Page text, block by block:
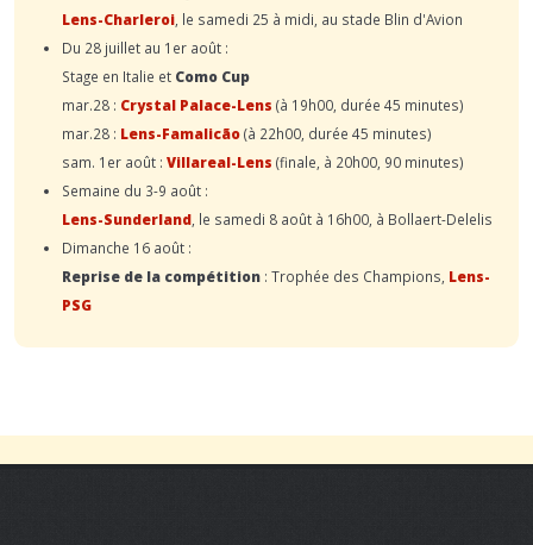
Lens-Charleroi , le samedi 25 à midi, au stade Blin d'Avion
Du 28 juillet au 1er août :
Stage en Italie et Como Cup
mar.28 : Crystal Palace-Lens (à 19h00, durée 45 minutes)
mar.28 : Lens-Famalicão(à 22h00, durée 45 minutes)
sam. 1er août : Villareal-Lens (finale, à 20h00, 90 minutes)
Semaine du 3-9 août :
Lens-Sunderland , le samedi 8 août à 16h00, à Bollaert-Delelis
Dimanche 16 août :
Reprise de la compétition : Trophée des Champions, Lens-
PSG